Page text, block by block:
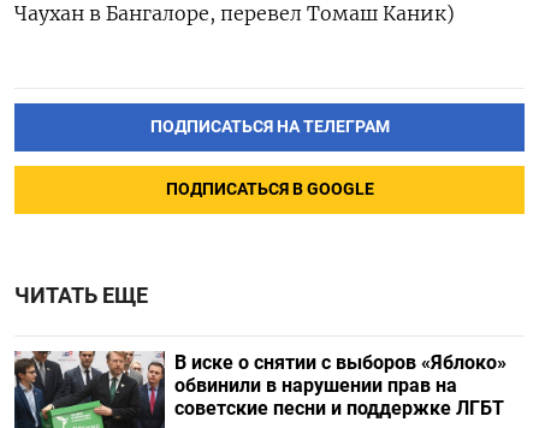
Чаухан в Бангалоре, перевел Томаш Каник)
ПОДПИСАТЬСЯ НА ТЕЛЕГРАМ
ПОДПИСАТЬСЯ В GOOGLE
ЧИТАТЬ ЕЩЕ
В иске о снятии с выборов «Яблоко»
обвинили в нарушении прав на
советские песни и поддержке ЛГБТ